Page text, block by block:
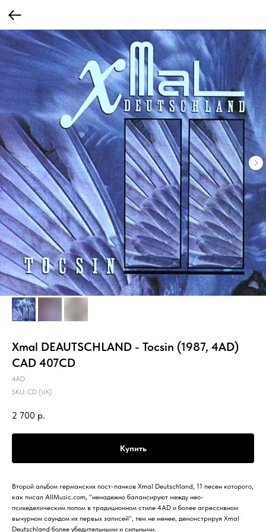
Xmal DEAUTSCHLAND - Tocsin (1987, 4AD)
CAD 407CD
4AD
SKU: CD (UK)
2 700 р.
Купить
Второй альбом германских пост-панков Xmal Deutschland, 11 песен которого,
как писал AllMusic.com, "ненадежно балансируют между нео-
психеделическим попом в традиционном стиле 4AD и более агрессивном
вычурном саундом их первых записей", тем не менее, демонстрируя Xmal
Deutschland более убедительными и сильными.